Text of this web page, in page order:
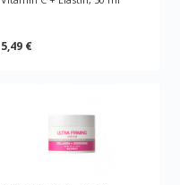
5,49 €